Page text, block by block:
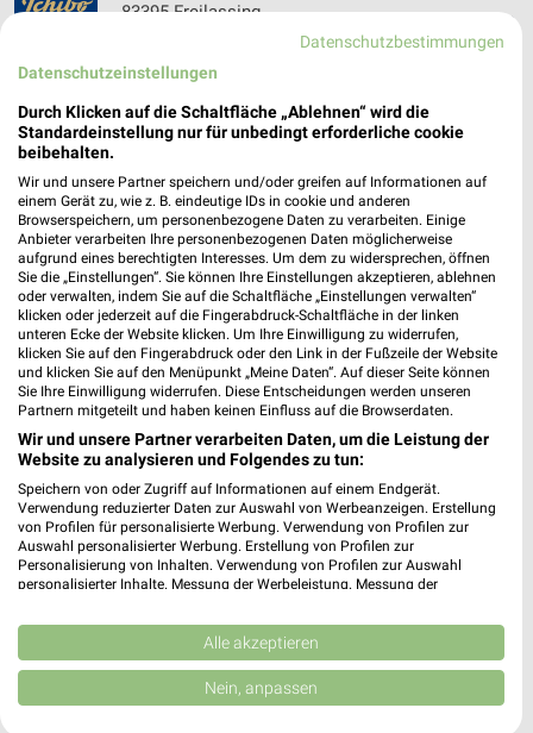
❯
83395 Freilassing
Heute 09:00 - 16:00 Uhr | Geöffnet
521,44 km • Angebote: 5 Prospekte
Sägewerkstraße 22
83395 Freilassing
Heute 09:00 - 18:00 Uhr | Geöffnet
520,98 km
KiK Freilassing
Verdistraße 15
83395 Freilassing
Heute 09:00 - 20:00 Uhr | Geöffnet
520,89 km • Angebote: 1 Prospekt
❯
NKD Laufen
Schloßstr. 6
Heute 09:00 - 16:00 Uhr |
510,45 km • Angebote: 2 Prospekte
Datenschutzbestimmungen
Datenschutzeinstellungen
Durch Klicken auf die Schaltfläche „Ablehnen“ wird die
Standardeinstellung nur für unbedingt erforderliche cookie
beibehalten.
Wir und unsere Partner speichern und/oder greifen auf Informationen auf
einem Gerät zu, wie z. B. eindeutige IDs in cookie und anderen
Browserspeichern, um personenbezogene Daten zu verarbeiten. Einige
Anbieter verarbeiten Ihre personenbezogenen Daten möglicherweise
aufgrund eines berechtigten Interesses. Um dem zu widersprechen, öffnen
Sie die „Einstellungen“. Sie können Ihre Einstellungen akzeptieren, ablehnen
oder verwalten, indem Sie auf die Schaltfläche „Einstellungen verwalten“
klicken oder jederzeit auf die Fingerabdruck-Schaltfläche in der linken
unteren Ecke der Website klicken. Um Ihre Einwilligung zu widerrufen,
klicken Sie auf den Fingerabdruck oder den Link in der Fußzeile der Website
und klicken Sie auf den Menüpunkt „Meine Daten“. Auf dieser Seite können
Sie Ihre Einwilligung widerrufen. Diese Entscheidungen werden unseren
Partnern mitgeteilt und haben keinen Einfluss auf die Browserdaten.
Wir und unsere Partner verarbeiten Daten, um die Leistung der
Website zu analysieren und Folgendes zu tun:
Speichern von oder Zugriff auf Informationen auf einem Endgerät.
Verwendung reduzierter Daten zur Auswahl von Werbeanzeigen. Erstellung
von Profilen für personalisierte Werbung. Verwendung von Profilen zur
Auswahl personalisierter Werbung. Erstellung von Profilen zur
Personalisierung von Inhalten. Verwendung von Profilen zur Auswahl
personalisierter Inhalte. Messung der Werbeleistung. Messung der
Kombinationen von Daten aus verschiedenen Quellen. Entwicklung und
Verbesserung der Angebote. Verwendung reduzierter Daten zur Auswahl
von Inhalten.
Daten können außerhalb der Europäischen Union weitergegeben und in die
USA gesendet werden.
Alle akzeptieren
Nein, anpassen